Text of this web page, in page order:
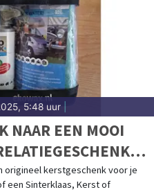
5:48 uur|
NAAR EEN MOOI
origineel kerstgeschenk voor je
een Sinterklaas, Kerst of